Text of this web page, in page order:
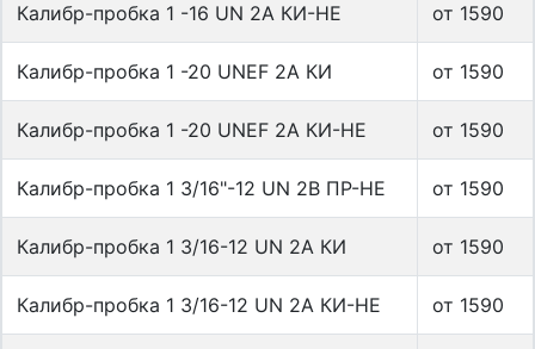
Калибр-пробка 1 -16 UN 2A КИ-НЕ от 1590
Калибр-пробка 1 -20 UNEF 2A КИ от 1590
Калибр-пробка 1 -20 UNEF 2A КИ-НЕ от 1590
Калибр-пробка 1 3/16"-12 UN 2B ПР-НЕ от 1590
Калибр-пробка 1 3/16-12 UN 2A КИ от 1590
Калибр-пробка 1 3/16-12 UN 2A КИ-НЕ от 1590